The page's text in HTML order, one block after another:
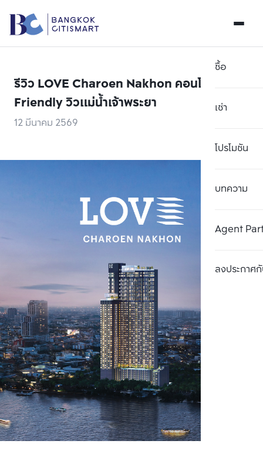
ซื้อ
เช่า
โปรโมชัน
บทความ
Agent
ลงประกาศกั
รีวิว LOVE Charoen Nakhon คอนโด Pet-
Friendly​ วิวแม่น้ำเจ้าพระยา
12 มีนาคม 2569